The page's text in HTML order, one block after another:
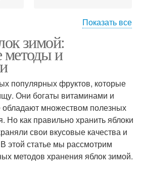
Компот из яблок
Зимние яблоки
Мочёные яблоки
Показать все
зимой:
методы и
популярных фруктов, которые
Они богаты витаминами и
множеством полезных
Но как правильно хранить яблоки
свои вкусовые качества и
этой статье мы рассмотрим
методов хранения яблок зимой.